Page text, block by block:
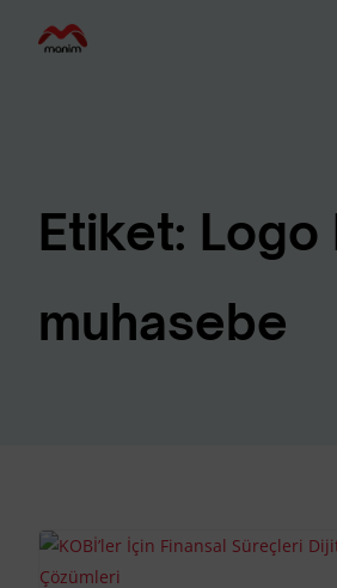
Etiket: Logo
muhasebe